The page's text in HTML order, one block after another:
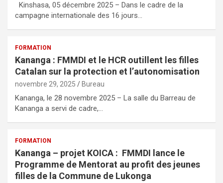
Kinshasa, 05 décembre 2025 – Dans le cadre de la
campagne internationale des 16 jours…
FORMATION
Kananga : FMMDI et le HCR outillent les filles
Catalan sur la protection et l’autonomisation
novembre 29, 2025 Bureau
Kananga, le 28 novembre 2025 – La salle du Barreau de
Kananga a servi de cadre,…
FORMATION
Kananga – projet KOICA : FMMDI lance le
Programme de Mentorat au profit des jeunes
filles de la Commune de Lukonga